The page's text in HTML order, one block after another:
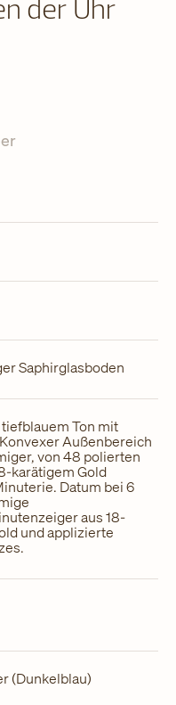
der Uhr
Saphirglasboden
Ton mit
Außenbereich
von 48 polierten
karätigem Gold
Datum bei 6
aus 18-
und applizierte
(Dunkelblau)